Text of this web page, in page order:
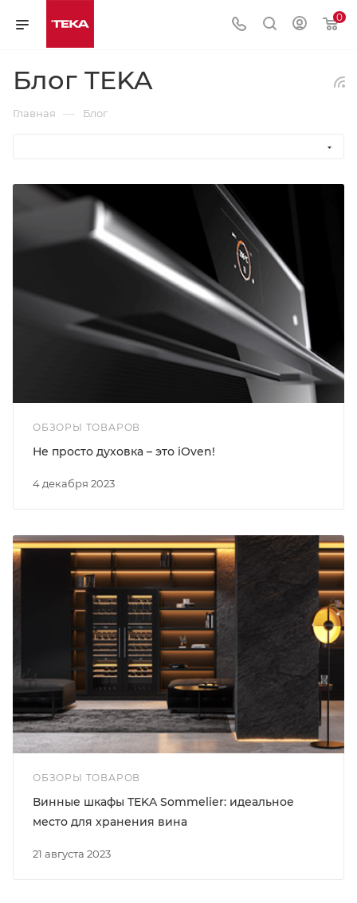
0
Блог TEKA
Главная — Блог
ОБЗОРЫ ТОВАРОВ
4 декабря 2023
Не просто духовка – это iOven!
ОБЗОРЫ ТОВАРОВ
21 августа 2023
Винные шкафы TEKA Sommelier: идеальное
место для хранения вина